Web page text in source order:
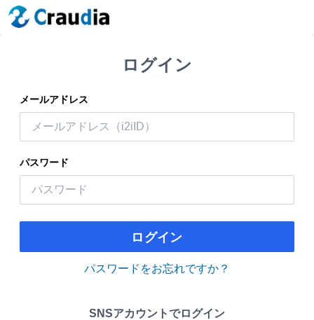
ログイン
メールアドレス
パスワード
ログイン
パスワードをお忘れですか？
SNSアカウントでログイン